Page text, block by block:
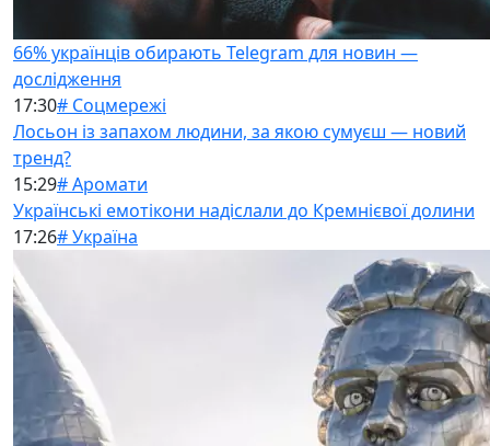
66% українців обирають Telegram для новин —
дослідження
17:30# Соцмережі
Лосьон із запахом людини, за якою сумуєш — новий
тренд?
15:29# Аромати
Українські емотікони надіслали до Кремнієвої долини
17:26# Україна